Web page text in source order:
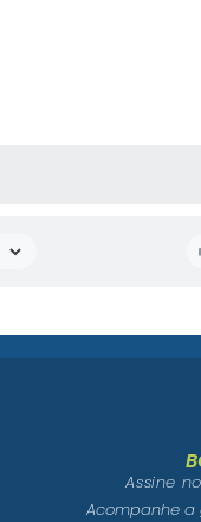
Assine
Acompanhe a